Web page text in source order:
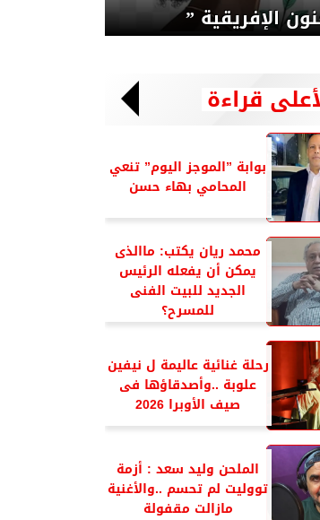
” فى مهرجان...
قراءة
بوابة ”الموجز اليوم” تنعي
المحامي بهاء حسن
محمد ريان يكتب: ماالذى
يمكن أن يفعله الرئيس
الجديد للبيت الفنى
للمسرح؟
رحلة غنائية عاليمة ل نيفين
علوبة ..وأصدقاؤها فى
صيف الأوبرا 2026
الملحن وليد سعد : أزمة
تووليت لم تحسم ..والأغنية
مازالت مقفولة